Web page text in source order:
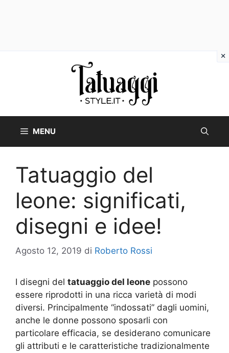
MENU
Tatuaggio del
leone: significati,
disegni e idee!
Agosto 12, 2019 di Roberto Rossi
I disegni del tatuaggio del leone possono
essere riprodotti in una ricca varietà di modi
diversi. Principalmente “indossati” dagli uomini,
anche le donne possono sposarli con
particolare efficacia, se desiderano comunicare
gli attributi e le caratteristiche tradizionalmente